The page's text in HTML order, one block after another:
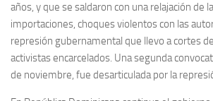
años, y que se saldaron con una relajación de
importaciones, choques violentos con las
represión gubernamental que llevo a cortes
activistas encarcelados. Una segunda
de noviembre, fue desarticulada por la